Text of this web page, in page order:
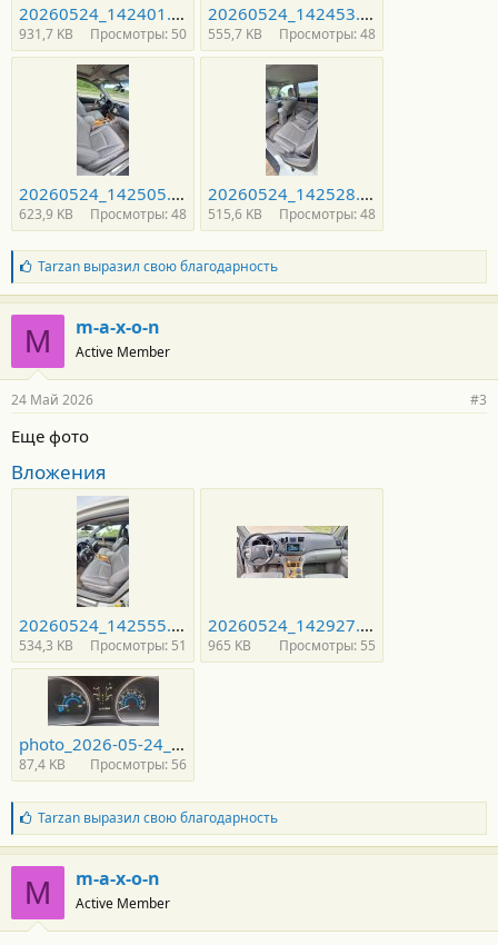
20260524_142401.jpg
931,7 KB Просмотры: 50
20260524_142453.jpg
555,7 KB Просмотры: 48
20260524_142505.jpg
623,9 KB Просмотры: 48
20260524_142528.jpg
515,6 KB Просмотры: 48
Б
л
а
г
о
д
а
н
с
и
Tarzanвыразил свою благодарность
M m-a-x-o-n
Active Member
24 Май 2026 #3
Еще фото
Вложения
20260524_142555.jpg
534,3 KB Просмотры: 51
20260524_142927.jpg
965 KB Просмотры: 55
photo_2026-05-24_18-06-02.jpg
87,4 KB Просмотры: 56
Б
л
а
г
о
д
а
Tarzanвыразил свою благодарность
M m-a-x-o-n
Active Member